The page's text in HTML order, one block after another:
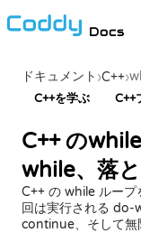
Docs
ドキュメント ›C++›
C++を学ぶ C++
C++ の
while、落
C++ の while ルー
回は実行される do-
continue、そして無